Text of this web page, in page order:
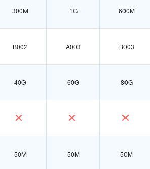
300M 1G 600M
B002 A003 B003
40G 60G 80G
50M 50M 50M